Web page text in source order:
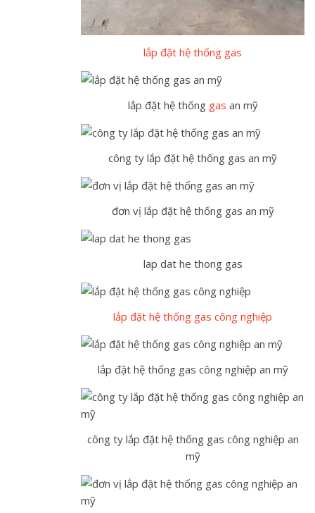
lắp đặt hệ thống gas
lắp đặt hệ thống gas an mỹ
công ty lắp đặt hệ thống gas an mỹ
đơn vị lắp đặt hệ thống gas an mỹ
lap dat he thong gas
lắp đặt hệ thống gas công nghiệp
lắp đặt hệ thống gas công nghiệp an mỹ
công ty lắp đặt hệ thống gas công nghiệp an
mỹ